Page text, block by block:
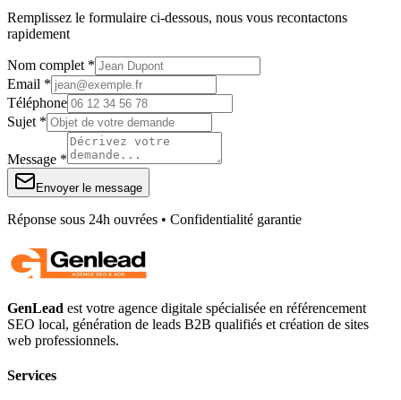
Remplissez le formulaire ci-dessous, nous vous recontactons
rapidement
Nom complet *
Email *
Téléphone
Sujet *
Message *
Envoyer le message
Réponse sous 24h ouvrées • Confidentialité garantie
GenLead est votre agence digitale spécialisée en référencement
SEO local, génération de leads B2B qualifiés et création de sites
web professionnels.
Services